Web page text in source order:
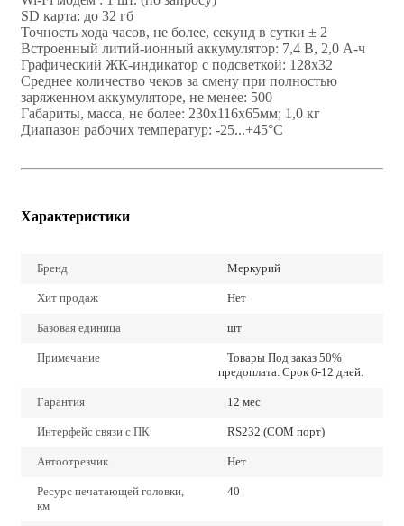
SD карта: до 32 гб
Точность хода часов, не более, секунд в сутки ± 2
Встроенный литий-ионный аккумулятор: 7,4 В, 2,0 А-ч
Графический ЖК-индикатор с подсветкой: 128х32
Среднее количество чеков за смену при полностью
заряженном аккумуляторе, не менее: 500
Габариты, масса, не более: 230х116х65мм; 1,0 кг
Диапазон рабочих температур: -25...+45°С
Характеристики
Бренд Меркурий
Хит продаж Нет
Базовая единица шт
Примечание
Товары Под заказ 50%
предоплата. Срок 6-12 дней.
Гарантия 12 мес
Интерфейс связи с ПК RS232 (COM порт)
Автоотрезчик Нет
Ресурс печатающей головки,
км
40